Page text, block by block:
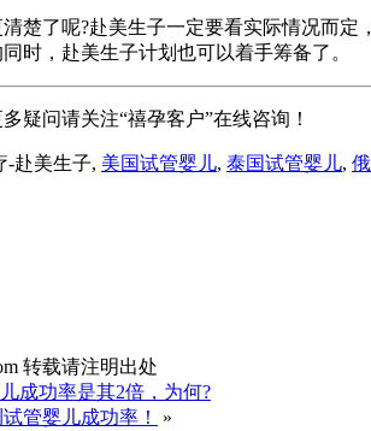
楚了呢?赴美生子一定要看实际情况而
时，赴美生子计划也可以着手筹备了。
疑问请关注“禧孕客户”在线咨询！
-赴美生子, 美国试管婴儿, 泰国试管婴儿,
转载请注明出处
成功率是其2倍，为何?
管婴儿成功率！
»